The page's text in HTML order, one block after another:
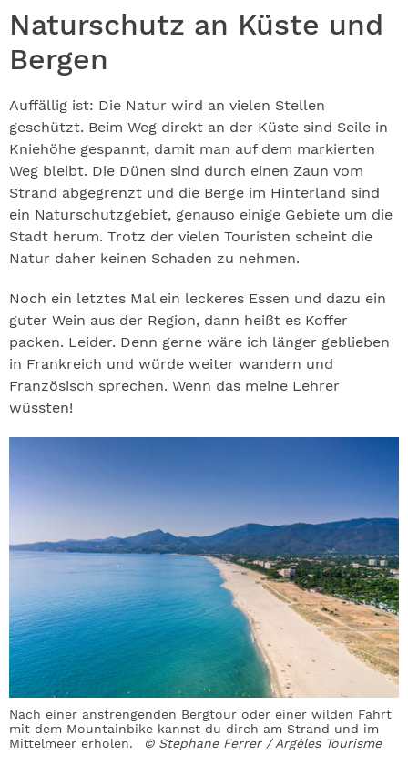
Naturschutz an Küste und
Bergen
Auffällig ist: Die Natur wird an vielen Stellen
geschützt. Beim Weg direkt an der Küste sind Seile in
Kniehöhe gespannt, damit man auf dem markierten
Weg bleibt. Die Dünen sind durch einen Zaun vom
Strand abgegrenzt und die Berge im Hinterland sind
ein Naturschutzgebiet, genauso einige Gebiete um die
Stadt herum. Trotz der vielen Touristen scheint die
Natur daher keinen Schaden zu nehmen.
Noch ein letztes Mal ein leckeres Essen und dazu ein
guter Wein aus der Region, dann heißt es Koffer
packen. Leider. Denn gerne wäre ich länger geblieben
in Frankreich und würde weiter wandern und
Französisch sprechen. Wenn das meine Lehrer
wüssten!
Nach einer anstrengenden Bergtour oder einer wilden Fahrt
mit dem Mountainbike kannst du dirch am Strand und im
Mittelmeer erholen.
© Stephane Ferrer / Argèles Tourisme